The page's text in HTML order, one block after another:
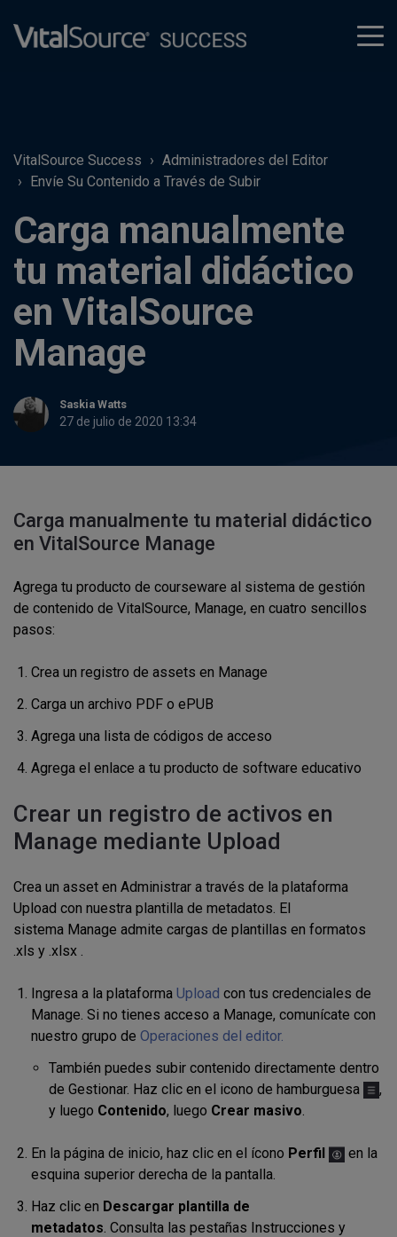
VitalSource Success
Administradores del Editor
Envíe Su Contenido a Través de Subir
Carga manualmente
tu material didáctico
en VitalSource
Manage
Saskia Watts
27 de julio de 2020 13:34
Carga manualmente tu material didáctico
en VitalSource Manage
Agrega tu producto de courseware al sistema de gestión
de contenido de VitalSource, Manage, en cuatro sencillos
pasos:
Crea un registro de assets en Manage
Carga un archivo PDF o ePUB
Agrega una lista de códigos de acceso
Agrega el enlace a tu producto de software educativo
Crear un registro de activos en
Manage mediante Upload
Crea un asset en Administrar a través de la plataforma
Upload con nuestra plantilla de metadatos. El
sistema Manage admite cargas de plantillas en formatos
.xls y .xlsx .
Ingresa a la plataforma Upload con tus credenciales de
Manage. Si no tienes acceso a Manage, comunícate con
nuestro grupo de Operaciones del editor.
También puedes subir contenido directamente dentro
de Gestionar. Haz clic en el icono de hamburguesa
,
y luego Contenido, luego Crear masivo.
En la página de inicio, haz clic en el ícono Perfil
en la
esquina superior derecha de la pantalla.
Haz clic en Descargar plantilla de
metadatos. Consulta las pestañas Instrucciones y